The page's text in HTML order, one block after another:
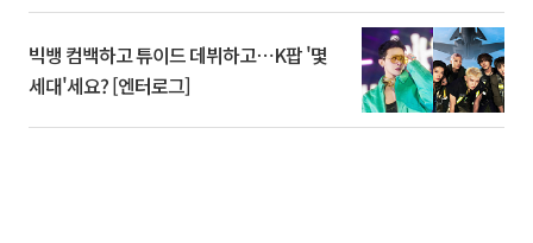
빅뱅 컴백하고 튜이드 데뷔하고⋯K팝 '몇
세대'세요? [엔터로그]